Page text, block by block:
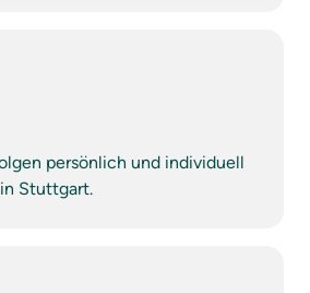
persönlich und individuell
Stuttgart.